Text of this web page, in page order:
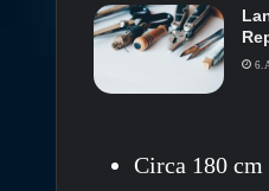
6.
Circa 180 cm